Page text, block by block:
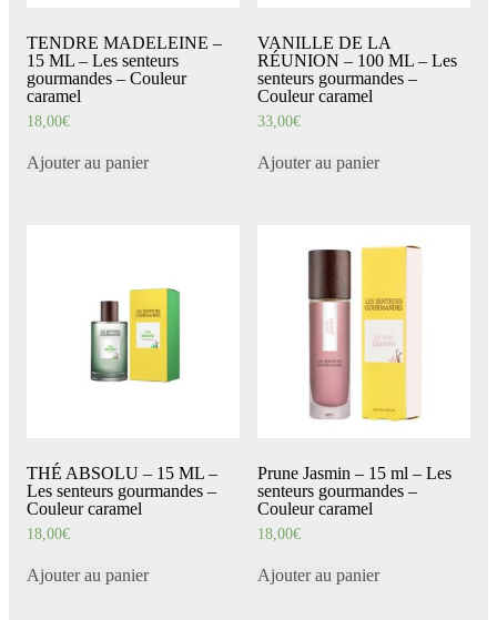
TENDRE MADELEINE –
15 ML – Les senteurs
gourmandes – Couleur
caramel
18,00€
Ajouter au panier
VANILLE DE LA
RÉUNION – 100 ML – Les
senteurs gourmandes –
Couleur caramel
33,00€
Ajouter au panier
THÉ ABSOLU – 15 ML –
Les senteurs gourmandes –
Couleur caramel
18,00€
Ajouter au panier
Prune Jasmin – 15 ml – Les
senteurs gourmandes –
Couleur caramel
18,00€
Ajouter au panier